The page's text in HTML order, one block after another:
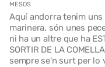
MESOS
Aquí andorra tenim
marinera, són unes
ni ha un altre que ha
SORTIR DE LA
sempre se'n surt per lo